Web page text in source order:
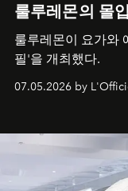
룰루레몬의 몰
룰루레몬이 요가와
필'을 개최했다.
07.05.2026 by